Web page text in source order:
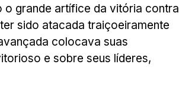
o grande artífice da vitória contra
sido atacada traiçoeiramente
colocava suas
e sobre seus líderes,